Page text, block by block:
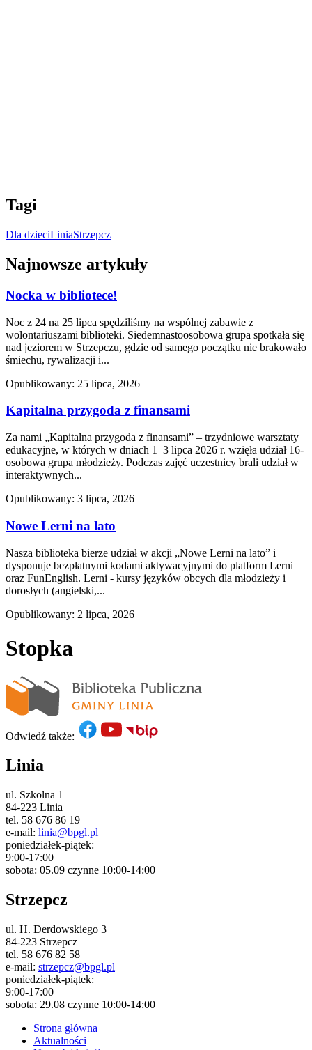
Tagi
Dla dzieciLiniaStrzepcz
Najnowsze artykuły
Nocka w bibliotece!
Noc z 24 na 25 lipca spędziliśmy na wspólnej zabawie z
wolontariuszami biblioteki. Siedemnastoosobowa grupa spotkała się
nad jeziorem w Strzepczu, gdzie od samego początku nie brakowało
śmiechu, rywalizacji i...
Opublikowany: 25 lipca, 2026
Kapitalna przygoda z finansami
Za nami „Kapitalna przygoda z finansami” – trzydniowe warsztaty
edukacyjne, w których w dniach 1–3 lipca 2026 r. wzięła udział 16-
osobowa grupa młodzieży. Podczas zajęć uczestnicy brali udział w
interaktywnych...
Opublikowany: 3 lipca, 2026
Nowe Lerni na lato
Nasza biblioteka bierze udział w akcji „Nowe Lerni na lato” i
dysponuje bezpłatnymi kodami aktywacyjnymi do platform Lerni
oraz FunEnglish. Lerni - kursy języków obcych dla młodzieży i
dorosłych (angielski,...
Opublikowany: 2 lipca, 2026
Stopka
Odwiedź także:
Linia
ul. Szkolna 1
84-223 Linia
tel. 58 676 86 19
e-mail: linia@bpgl.pl
poniedziałek-piątek:
9:00-17:00
sobota: 05.09 czynne 10:00-14:00
Strzepcz
ul. H. Derdowskiego 3
84-223 Strzepcz
tel. 58 676 82 58
e-mail: strzepcz@bpgl.pl
poniedziałek-piątek:
9:00-17:00
sobota: 29.08 czynne 10:00-14:00
Strona główna
Aktualności